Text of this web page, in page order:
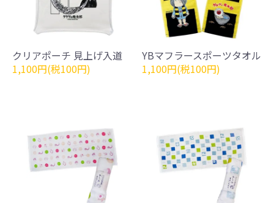
クリアポーチ 見上げ入道
1,100円(税100円)
YBマフラースポーツタオル
1,100円(税100円)